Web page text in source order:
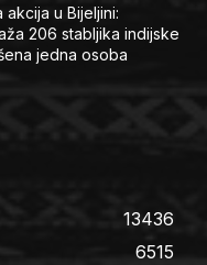
u Bijeljini:
206 stabljika indijske
jedna osoba
13436
6515